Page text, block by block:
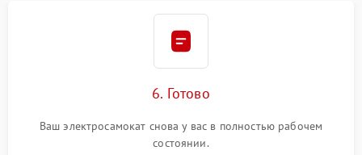
6. Готово
Ваш электросамокат снова у вас в полностью рабочем
состоянии.